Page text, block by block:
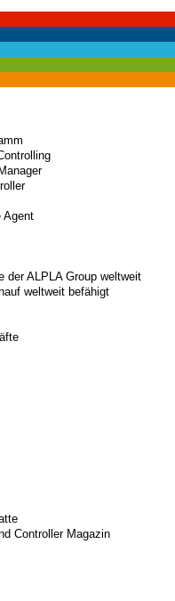
Agent
der ALPLA Group weltweit
weltweit befähigt
Controller Magazin